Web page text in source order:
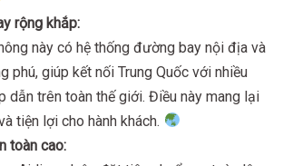
rộng khắp:
này có hệ thống đường bay nội địa và
phú, giúp kết nối Trung Quốc với nhiều
dẫn trên toàn thế giới. Điều này mang lại
tiện lợi cho hành khách.
toàn cao: